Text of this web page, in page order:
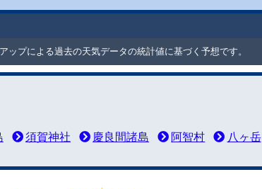
プによる過去の天気データの統計値に基づく予想です。
須賀神社 慶良間諸島 阿智村 八ヶ岳